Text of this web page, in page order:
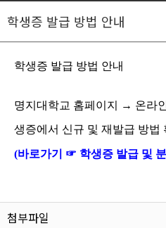
학생증 발급 방법 안내
학생증 발급 방법 안내
명지대학교 홈페이지 → 온라
생증에서 신규 및 재발급 방법
(바로가기 ☞ 학생증 발급 및
첨부파일